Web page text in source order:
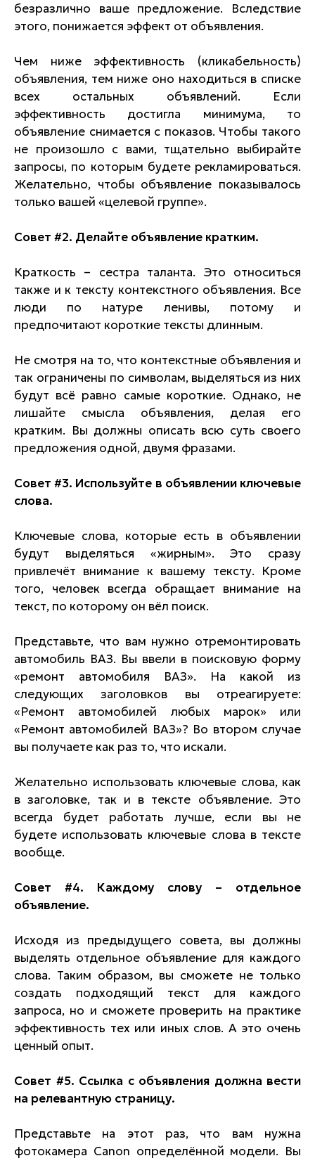
безразлично ваше предложение. Вследствие
этого, понижается эффект от объявления.
Чем ниже эффективность (кликабельность)
объявления, тем ниже оно находиться в списке
всех остальных объявлений. Если
эффективность достигла минимума, то
объявление снимается с показов. Чтобы такого
не произошло с вами, тщательно выбирайте
запросы, по которым будете рекламироваться.
Желательно, чтобы объявление показывалось
только вашей «целевой группе».
Совет #2. Делайте объявление кратким.
Краткость – сестра таланта. Это относиться
также и к тексту контекстного объявления. Все
люди по натуре ленивы, потому и
предпочитают короткие тексты длинным.
Не смотря на то, что контекстные объявления и
так ограничены по символам, выделяться из них
будут всё равно самые короткие. Однако, не
лишайте смысла объявления, делая его
кратким. Вы должны описать всю суть своего
предложения одной, двумя фразами.
Совет #3. Используйте в объявлении ключевые
слова.
Ключевые слова, которые есть в объявлении
будут выделяться «жирным». Это сразу
привлечёт внимание к вашему тексту. Кроме
того, человек всегда обращает внимание на
текст, по которому он вёл поиск.
Представьте, что вам нужно отремонтировать
автомобиль ВАЗ. Вы ввели в поисковую форму
«ремонт автомобиля ВАЗ». На какой из
следующих заголовков вы отреагируете:
«Ремонт автомобилей любых марок» или
«Ремонт автомобилей ВАЗ»? Во втором случае
вы получаете как раз то, что искали.
Желательно использовать ключевые слова, как
в заголовке, так и в тексте объявление. Это
всегда будет работать лучше, если вы не
будете использовать ключевые слова в тексте
вообще.
Совет #4. Каждому слову – отдельное
объявление.
Исходя из предыдущего совета, вы должны
выделять отдельное объявление для каждого
слова. Таким образом, вы сможете не только
создать подходящий текст для каждого
запроса, но и сможете проверить на практике
эффективность тех или иных слов. А это очень
ценный опыт.
Совет #5. Ссылка с объявления должна вести
на релевантную страницу.
Представьте на этот раз, что вам нужна
фотокамера Canon определённой модели. Вы